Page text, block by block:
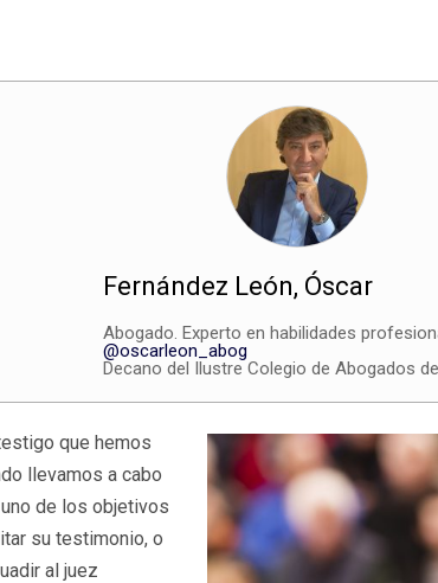
Fernández León, Óscar
Abogado. Experto en habilidades
@oscarleon_abog
Decano del Ilustre Colegio de Abogados
que hemos
llevamos a cabo
de los objetivos
su testimonio, o
al juez